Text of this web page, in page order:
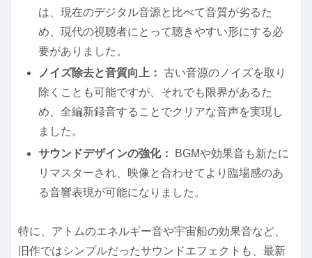
は、現在のデジタル音源と比べて音質が劣るた
め、現代の視聴者にとって聴きやすい形にする必
要がありました。
ノイズ除去と音質向上： 古い音源のノイズを取り
除くことも可能ですが、それでも限界があるた
め、全編新録音することでクリアな音声を実現し
ました。
サウンドデザインの強化：
BGMや効果音も新たに
リマスターされ、映像と合わせてより臨場感のあ
る音響表現が可能になりました。
特に、アトムのエネルギー音や宇宙船の効果音など、
旧作ではシンプルだったサウンドエフェクトも、最新